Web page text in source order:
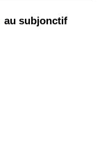
au subjonctif